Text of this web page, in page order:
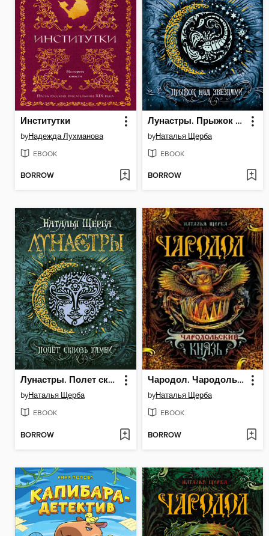
Институтки
byНадежда Лухманова
EBOOK
BORROW
Лунастры. Прыжок над звездами
byНаталья Щерба
EBOOK
BORROW
Лунастры. Полет сквозь камни
byНаталья Щерба
EBOOK
BORROW
Чародол. Чародольский князь
byНаталья Щерба
EBOOK
BORROW